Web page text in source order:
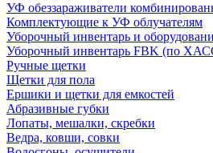
УФ обеззараживатели
Комплектующие к УФ облучателям
Уборочный инвентарь и
Уборочный инвентарь FBK (по
Ручные щетки
Щетки для пола
Ершики и щетки для емкостей
Абразивные губки
Лопаты, мешалки, скребки
Ведра, ковши, совки